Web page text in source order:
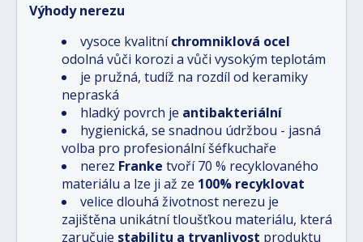
Výhody nerezu
vysoce kvalitníchromniklová ocel
odolná vůči korozi a vůči vysokým teplotám
je pružná, tudíž na rozdíl od keramiky
nepraská
hladký povrch je antibakteriální
hygienická, se snadnou údržbou - jasná
volba pro profesionální šéfkuchaře
nerez Franke tvoří 70 % recyklovaného
materiálu a lze ji až ze 100% recyklovat
velice dlouhá životnost nerezu je
zajištěna unikátní tloušťkou materiálu, která
zaručuje stabilitu a trvanlivost produktu